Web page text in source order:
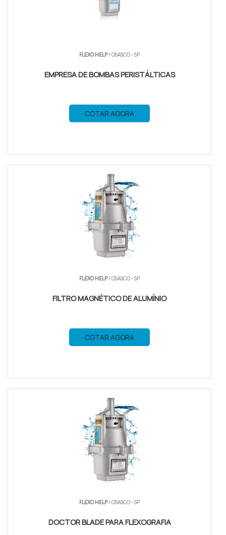
FLEXO HELP/ OSASCO - SP
EMPRESA DE BOMBAS PERISTÁLTICAS
COTAR AGORA
FLEXO HELP/ OSASCO - SP
FILTRO MAGNÉTICO DE ALUMÍNIO
COTAR AGORA
FLEXO HELP/ OSASCO - SP
DOCTOR BLADE PARA FLEXOGRAFIA